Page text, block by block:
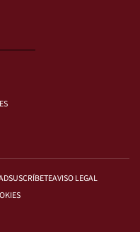
SUSCRÍBETEAVISO LEGAL